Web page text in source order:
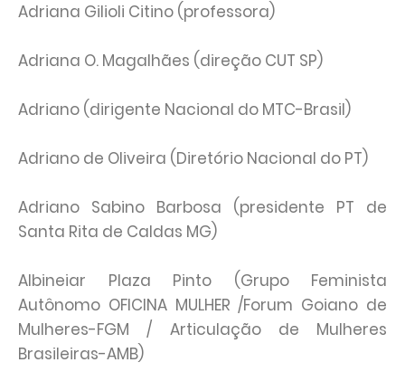
Adriana Gilioli Citino (professora)
Adriana O. Magalhães (direção CUT SP)
Adriano (dirigente Nacional do MTC-Brasil)
Adriano de Oliveira (Diretório Nacional do PT)
Adriano Sabino Barbosa (presidente PT de
Santa Rita de Caldas MG)
Albineiar Plaza Pinto (Grupo Feminista
Autônomo OFICINA MULHER /Forum Goiano de
Mulheres-FGM / Articulação de Mulheres
Brasileiras-AMB)